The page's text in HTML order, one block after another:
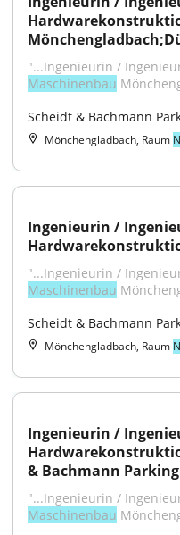
Maschinenbau
Scheidt & Bachmann
Mönchengladbach, Raum
Ingenieurin /
Maschinenbau
Scheidt & Bachmann
Mönchengladbach, Raum
Ingenieurin /
& Bachmann
Maschinenbau